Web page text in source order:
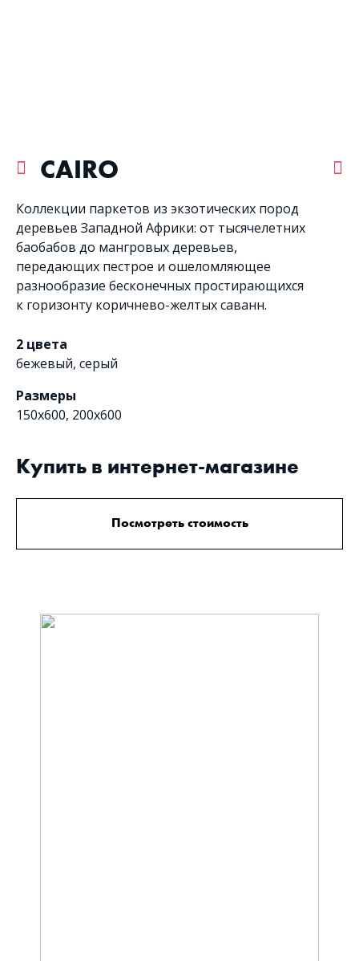
CAIRO
Коллекции паркетов из экзотических пород
деревьев Западной Африки: от тысячелетних
баобабов до мангровых деревьев,
передающих пестрое и ошеломляющее
разнообразие бесконечных простирающихся
к горизонту коричнево-желтых саванн.
2 цвета
бежевый, серый
Размеры
150x600, 200х600
Купить в интернет-магазине
Посмотреть стоимость